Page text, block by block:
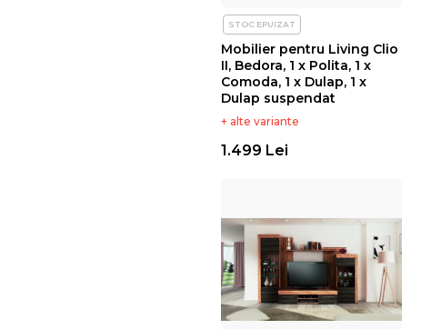
STOC EPUIZAT
Mobilier pentru Living Clio
II, Bedora, 1 x Polita, 1 x
Comoda, 1 x Dulap, 1 x
Dulap suspendat
+ alte variante
1.499 Lei